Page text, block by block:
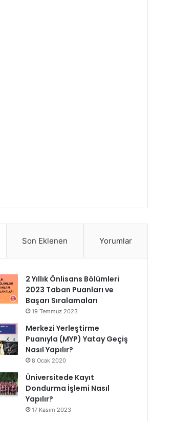
Son Eklenen Yorumlar
2 Yıllık Önlisans Bölümleri
2023 Taban Puanları ve
Başarı Sıralamaları
19 Temmuz 2023
Merkezi Yerleştirme
Puanıyla (MYP) Yatay Geçiş
Nasıl Yapılır?
8 Ocak 2020
Üniversitede Kayıt
Dondurma İşlemi Nasıl
Yapılır?
17 Kasım 2023